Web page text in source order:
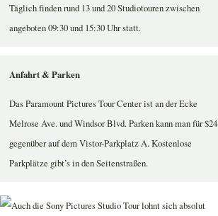
Täglich finden rund 13 und 20 Studiotouren zwischen
angeboten 09:30 und 15:30 Uhr statt.
Anfahrt & Parken
Das Paramount Pictures Tour Center ist an der Ecke
Melrose Ave. und Windsor Blvd. Parken kann man für $24
gegenüber auf dem Vistor-Parkplatz A. Kostenlose
Parkplätze gibt’s in den Seitenstraßen.